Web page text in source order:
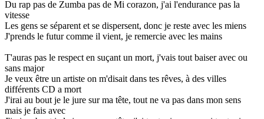
Du rap pas de Zumba pas de Mi corazon, j'ai l'endurance pas la
vitesse
Les gens se séparent et se dispersent, donc je reste avec les miens
J'prends le futur comme il vient, je remercie avec les mains
T'auras pas le respect en suçant un mort, j'vais tout baiser avec ou
sans major
Je veux être un artiste on m'disait dans tes rêves, à des villes
différents CD a mort
J'irai au bout je le jure sur ma tête, tout ne va pas dans mon sens
mais je fais avec